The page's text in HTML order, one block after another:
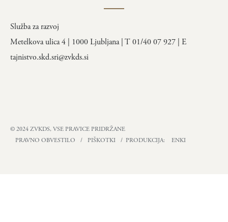
Služba za razvoj
Metelkova ulica 4 | 1000 Ljubljana | T 01/40 07 927 | E
tajnistvo.skd.sri@zvkds.si
© 2024 ZVKDS, VSE PRAVICE PRIDRŽANE
PRAVNO OBVESTILO
/ PIŠKOTKI / PRODUKCIJA: ENKI